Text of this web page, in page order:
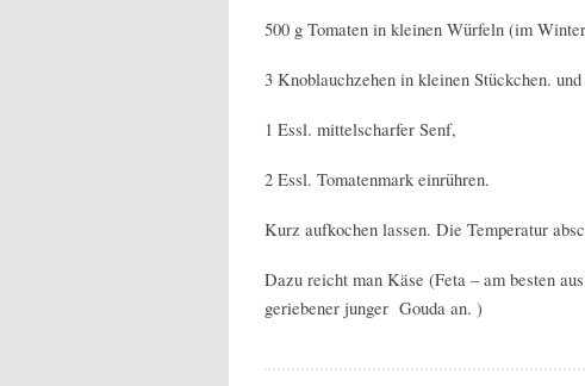
500 g Tomaten in kleinen Würfeln (im
3 Knoblauchzehen in kleinen Stückchen.
1 Essl. mittelscharfer Senf,
2 Essl. Tomatenmark einrühren.
Kurz aufkochen lassen. Die Temperatur
Dazu reicht man Käse (Feta – am besten
geriebener junger Gouda an. )